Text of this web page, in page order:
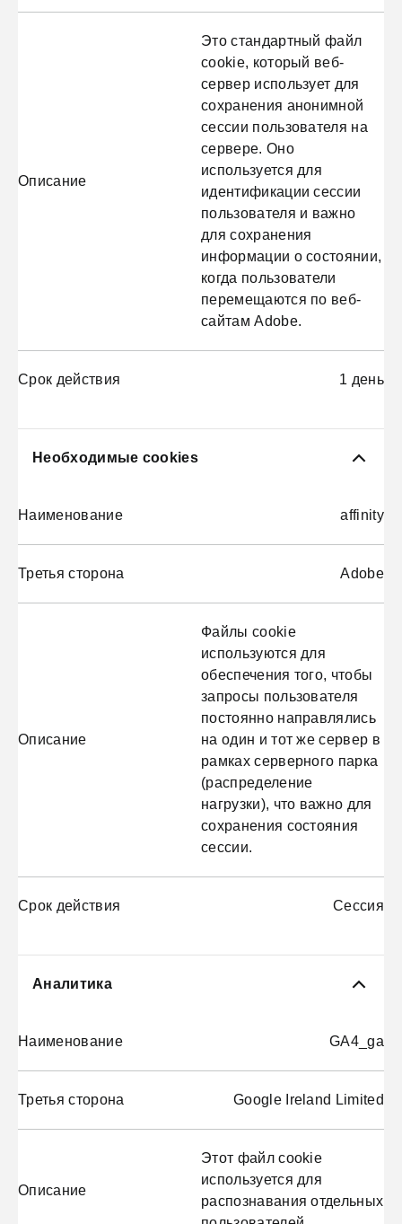
Описание
Это стандартный файл
cookie, который веб-
сервер использует для
сохранения анонимной
сессии пользователя на
сервере. Оно
используется для
идентификации сессии
пользователя и важно
для сохранения
информации о состоянии,
когда пользователи
перемещаются по веб-
сайтам Adobe.
Срок действия 1 день
Необходимые cookies
Наименование affinity
Третья сторона Adobe
Описание
Файлы cookie
используются для
обеспечения того, чтобы
запросы пользователя
постоянно направлялись
на один и тот же сервер в
рамках серверного парка
(распределение
нагрузки), что важно для
сохранения состояния
сессии.
Срок действия Сессия
Аналитика
Наименование GA4_ga
Третья сторона Google Ireland Limited
Описание
Этот файл cookie
используется для
распознавания отдельных